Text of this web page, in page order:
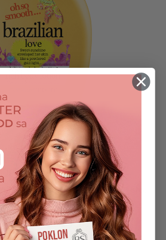
Treaclemoon
love bogati losion za telo,
250ml
571,00RSD